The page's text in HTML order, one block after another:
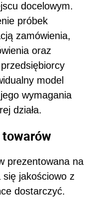
docelowym.
próbek
zamówienia,
oraz
model
wymagania
działa.
prezentowana na
jakościowo z
dostarczyć.